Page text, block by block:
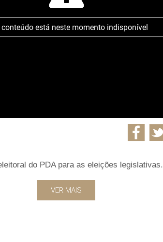
conteúdo está neste momento indisponível
do PDA para as eleições legislativas.
VER MAIS